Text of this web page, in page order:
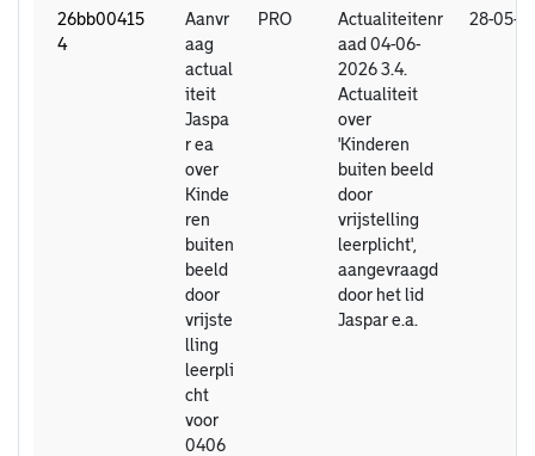
26bb00415
4
Aanvr
aag
actual
iteit
Jaspa
r ea
over
Kinde
ren
buiten
beeld
door
vrijste
lling
leerpli
cht
voor
0406
PRO
Actualiteitenr
aad 04-06-
2026 3.4.
Actualiteit
over
'Kinderen
buiten beeld
door
vrijstelling
leerplicht',
aangevraagd
door het lid
Jaspar e.a.
28-05-